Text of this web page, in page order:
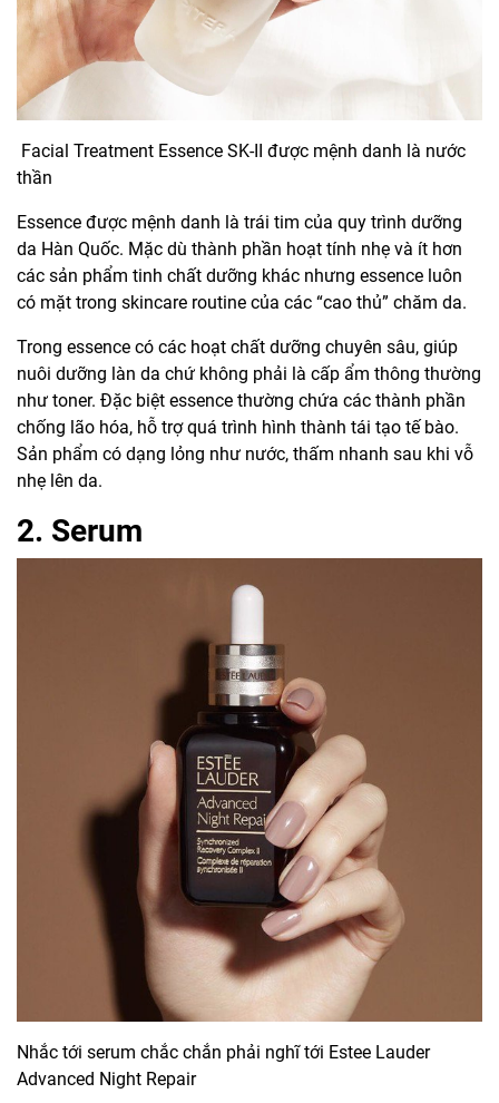
Facial Treatment Essence SK-II được mệnh danh là nước
thần
Essence được mệnh danh là trái tim của quy trình dưỡng
da Hàn Quốc. Mặc dù thành phần hoạt tính nhẹ và ít hơn
các sản phẩm tinh chất dưỡng khác nhưng essence luôn
có mặt trong skincare routine của các “cao thủ” chăm da.
Trong essence có các hoạt chất dưỡng chuyên sâu, giúp
nuôi dưỡng làn da chứ không phải là cấp ẩm thông thường
như toner. Đặc biệt essence thường chứa các thành phần
chống lão hóa, hỗ trợ quá trình hình thành tái tạo tế bào.
Sản phẩm có dạng lỏng như nước, thấm nhanh sau khi vỗ
nhẹ lên da.
2. Serum
Nhắc tới serum chắc chắn phải nghĩ tới Estee Lauder
Advanced Night Repair